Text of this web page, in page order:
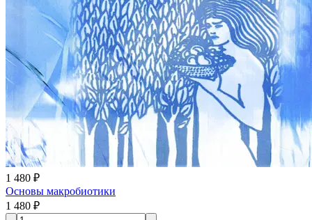
1 480 ₽
Основы макробиотики
1 480 ₽